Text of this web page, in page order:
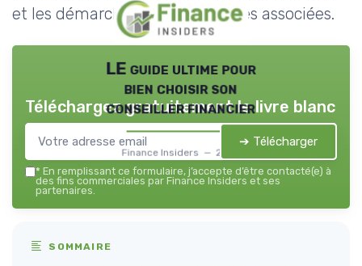
et les démarches administratives associées.
LE guide ultime pour
bien choisir son
conseiller financier
Finance Insiders — 2026
Téléchargez gratuitement le livre blanc
➔ Télécharger
* En remplissant ce formulaire, j’accepte d’être contacté(e) à
des fins commerciales par Finance Insiders et ses
partenaires.
SOMMAIRE